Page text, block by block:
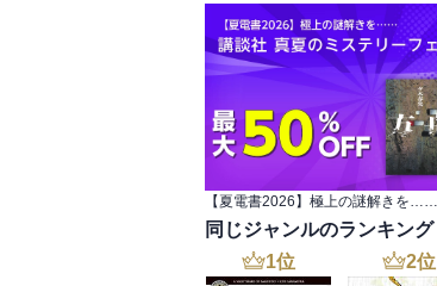
同じジャンルのランキング
1位 2位